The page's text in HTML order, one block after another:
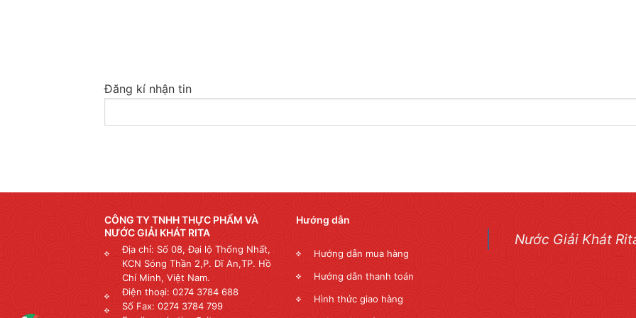
Đăng kí nhận tin
CÔNG TY TNHH THỰC PHẨM VÀ
NƯỚC GIẢI KHÁT RITA
Địa chỉ: Số 08, Đại lộ Thống Nhất,
KCN Sóng Thần 2,P. Dĩ An,TP. Hồ
Chí Minh, Việt Nam.
Điện thoại: 0274 3784 688
Số Fax: 0274 3784 799
Hướng dẫn
Hướng dẫn mua hàng
Hướng dẫn thanh toán
Hình thức giao hàng
Nước Giải Khát